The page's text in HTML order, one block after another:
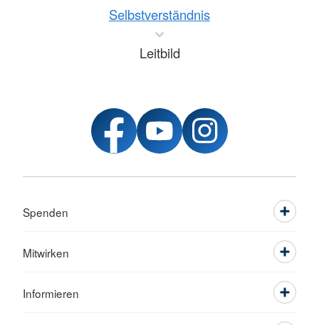
Selbstverständnis
Leitbild
Spenden
Mitwirken
Informieren